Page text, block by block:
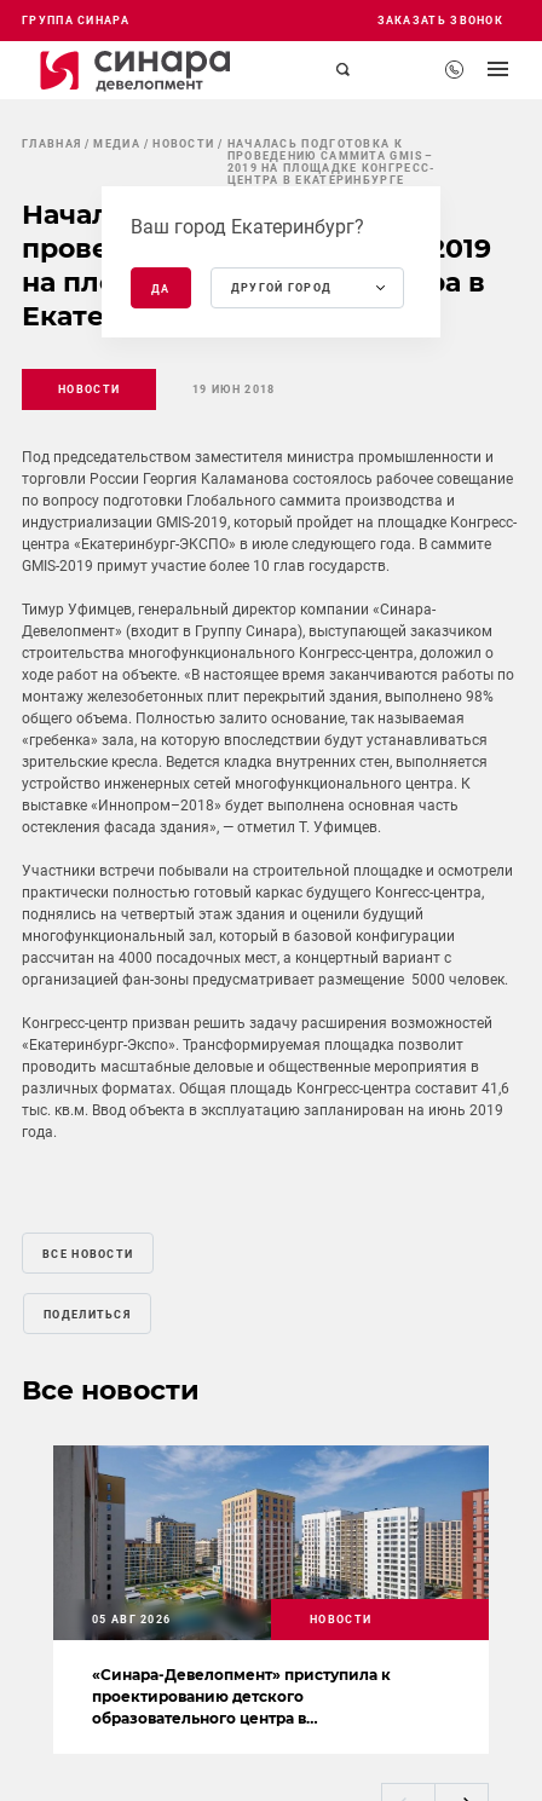
ГРУППА СИНАРА ЗАКАЗАТЬ ЗВОНОК
Ваш город Екатеринбург?
ДА ДРУГОЙ ГОРОД
ГЛАВНАЯ МЕДИА НОВОСТИ
НАЧАЛАСЬ ПОДГОТОВКА К
ПРОВЕДЕНИЮ САММИТА GMIS–
2019 НА ПЛОЩАДКЕ КОНГРЕСС-
ЦЕНТРА В ЕКАТЕРИНБУРГЕ
Началась подготовка к
проведению саммита GMIS–2019
на площадке Конгресс-центра в
Екатеринбурге
НОВОСТИ 19 ИЮН 2018
Под председательством заместителя министра промышленности и
торговли России Георгия Каламанова состоялось рабочее совещание
по вопросу подготовки Глобального саммита производства и
индустриализации GMIS-2019, который пройдет на площадке Конгресс-
центра «Екатеринбург-ЭКСПО» в июле следующего года. В саммите
GMIS-2019 примут участие более 10 глав государств.
Тимур Уфимцев, генеральный директор компании «Синара-
Девелопмент» (входит в Группу Синара), выступающей заказчиком
строительства многофункционального Конгресс-центра, доложил о
ходе работ на объекте. «В настоящее время заканчиваются работы по
монтажу железобетонных плит перекрытий здания, выполнено 98%
общего объема. Полностью залито основание, так называемая
«гребенка» зала, на которую впоследствии будут устанавливаться
зрительские кресла. Ведется кладка внутренних стен, выполняется
устройство инженерных сетей многофункционального центра. К
выставке «Иннопром–2018» будет выполнена основная часть
остекления фасада здания», — отметил Т. Уфимцев.
Участники встречи побывали на строительной площадке и осмотрели
практически полностью готовый каркас будущего Конгесс-центра,
поднялись на четвертый этаж здания и оценили будущий
многофункциональный зал, который в базовой конфигурации
рассчитан на 4000 посадочных мест, а концертный вариант с
организацией фан-зоны предусматривает размещение 5000 человек.
Конгресс-центр призван решить задачу расширения возможностей
«Екатеринбург-Экспо». Трансформируемая площадка позволит
проводить масштабные деловые и общественные мероприятия в
различных форматах. Общая площадь Конгресс-центра составит 41,6
тыс. кв.м. Ввод объекта в эксплуатацию запланирован на июнь 2019
года.
ВСЕ НОВОСТИ
ПОДЕЛИТЬСЯ
Все новости
«Синара-Девелопмент» приступила к
проектированию детского
образовательного центра в
05 АВГ 2026 НОВОСТИ